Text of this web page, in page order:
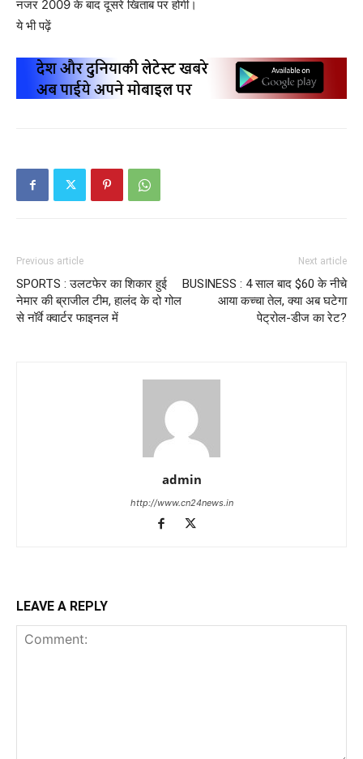
नजर 2009 के बाद दूसरे खिताब पर होगी।
ये भी पढ़ें
Previous article
SPORTS : उलटफेर का शिकार हुई
नेमार की ब्राजील टीम, हालंद के दो गोल
से नॉर्वे क्वार्टर फाइनल में
Next article
BUSINESS : 4 साल बाद $60 के नीचे
आया कच्चा तेल, क्या अब घटेगा
पेट्रोल-डीज का रेट?
admin
http://www.cn24news.in
LEAVE A REPLY